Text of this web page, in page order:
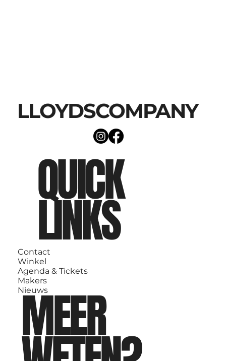
LLOYDSCOMPANY
QUICK
LINKS
Contact
Winkel
Agenda & Tickets
Makers
Nieuws
MEER